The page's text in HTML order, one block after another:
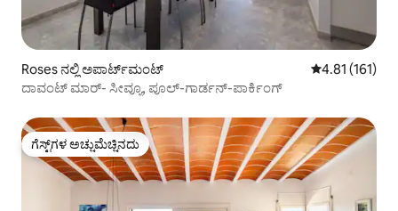
Roses ನಲ್ಲಿ ಅಪಾರ್ಟ್‌ಮಂಟ್ 5 ರಲ್ಲಿ 4.81
4.81 (161)
ದಾವಂಟ್ ಮಾರ್- ಸೀವ್ಯೂ, ಪೂಲ್-ಗಾರ್ಡನ್-ಪಾರ್ಕಿಂಗ್
ಗೆಸ್ಟ್‌ಗಳ ಅಚ್ಚುಮೆಚ್ಚಿನದು
ಗೆಸ್ಟ್‌ಗಳ ಅಚ್ಚುಮೆಚ್ಚಿನದು